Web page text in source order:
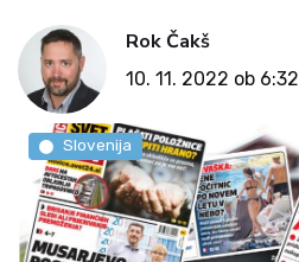
Rok Čakš
10. 11. 2022 ob 6:32
Slovenija